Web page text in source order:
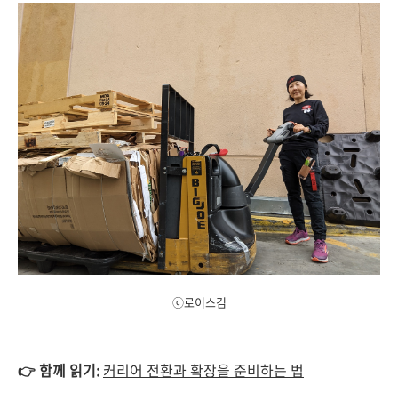
ⓒ로이스김
👉 함께 읽기: 커리어 전환과 확장을 준비하는 법